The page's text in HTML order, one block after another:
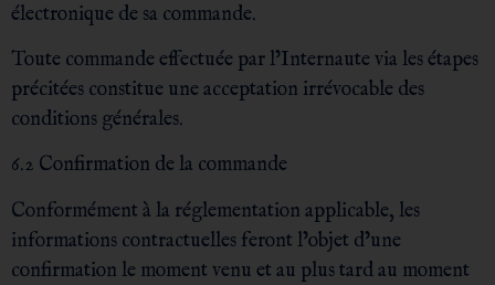
électronique de sa commande.
Toute commande effectuée par l’Internaute via les étapes
précitées constitue une acceptation irrévocable des
conditions générales.
6.2 Confirmation de la commande
Conformément à la réglementation applicable, les
informations contractuelles feront l’objet d’une
confirmation le moment venu et au plus tard au moment